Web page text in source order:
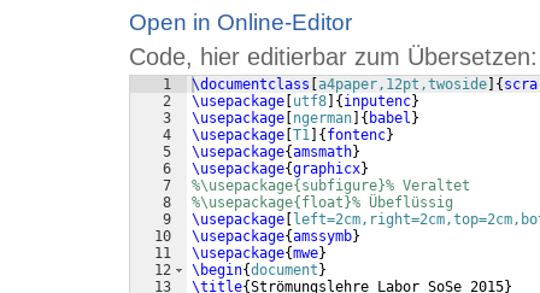
Open in Online-Editor
Code, hier editierbar zum Übersetzen:
1
2
3
4
5
6
7
8
9
10
11
12
13
\documentclass a4paper,12pt,twoside {
\usepackage utf8 { inputenc}
\usepackage ngerman { babel }
\usepackage T1 { fontenc}
\usepackage{amsmath}
\usepackage{graphicx}
%\usepackage{subfigure}% Veraltet
%\usepackage{float}% Übeflüssig
\usepackage
\usepackage{amssymb}
\usepackage{mwe}
\begin{document }
\title{Strömungslehre Labor SoSe 2015}